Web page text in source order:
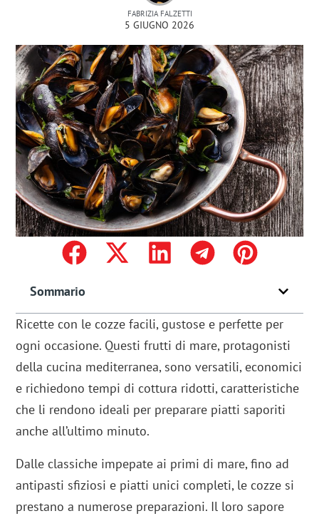
FABRIZIA FALZETTI
5 GIUGNO 2026
Sommario
Ricette con le cozze facili, gustose e perfette per
ogni occasione. Questi frutti di mare, protagonisti
della cucina mediterranea, sono versatili, economici
e richiedono tempi di cottura ridotti, caratteristiche
che li rendono ideali per preparare piatti saporiti
anche all’ultimo minuto.
Dalle classiche impepate ai primi di mare, fino ad
antipasti sfiziosi e piatti unici completi, le cozze si
prestano a numerose preparazioni. Il loro sapore